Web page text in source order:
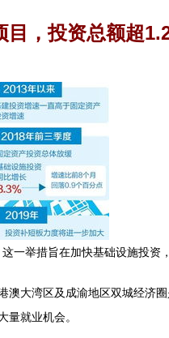
，投资总额超
举措旨在加快基础设施投资
大湾区及成渝地区双城经济
就业机会。